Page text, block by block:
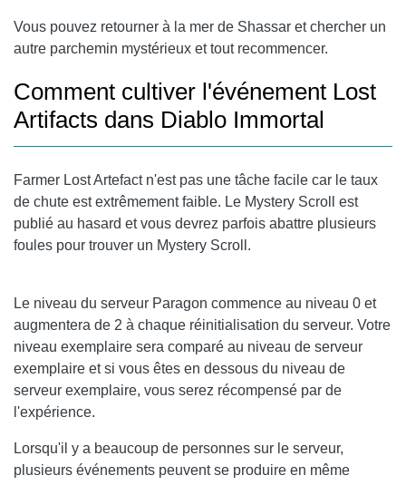
Vous pouvez retourner à la mer de Shassar et chercher un
autre parchemin mystérieux et tout recommencer.
Comment cultiver l'événement Lost
Artifacts dans Diablo Immortal
Farmer Lost Artefact n'est pas une tâche facile car le taux
de chute est extrêmement faible. Le Mystery Scroll est
publié au hasard et vous devrez parfois abattre plusieurs
foules pour trouver un Mystery Scroll.
Le niveau du serveur Paragon commence au niveau 0 et
augmentera de 2 à chaque réinitialisation du serveur. Votre
niveau exemplaire sera comparé au niveau de serveur
exemplaire et si vous êtes en dessous du niveau de
serveur exemplaire, vous serez récompensé par de
l'expérience.
Lorsqu'il y a beaucoup de personnes sur le serveur,
plusieurs événements peuvent se produire en même